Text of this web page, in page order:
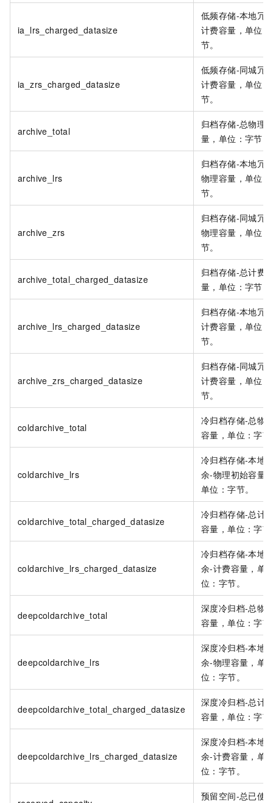
ia_lrs_charged_datasize
低频存储-本地冗
计费容量，单位
节。
ia_zrs_charged_datasize
低频存储-同城冗
计费容量，单位
节。
archive_total
归档存储-总物理
量，单位：字节。
archive_lrs
归档存储-本地冗
物理容量，单位
节。
archive_zrs
归档存储-同城冗
物理容量，单位
节。
archive_total_charged_datasize
归档存储-总计费
量，单位：字节。
archive_lrs_charged_datasize
归档存储-本地冗
计费容量，单位
节。
archive_zrs_charged_datasize
归档存储-同城冗
计费容量，单位
节。
coldarchive_total
冷归档存储-总物
容量，单位：字
coldarchive_lrs
冷归档存储-本地
余-物理初始容量
单位：字节。
coldarchive_total_charged_datasize
冷归档存储-总计
容量，单位：字
coldarchive_lrs_charged_datasize
冷归档存储-本地
余-计费容量，单
位：字节。
deepcoldarchive_total
深度冷归档-总物
容量，单位：字
deepcoldarchive_lrs
深度冷归档-本地
余-物理容量，单
位：字节。
deepcoldarchive_total_charged_datasize
深度冷归档-总计
容量，单位：字
deepcoldarchive_lrs_charged_datasize
深度冷归档-本地
余-计费容量，单
位：字节。
预留空间-总已使